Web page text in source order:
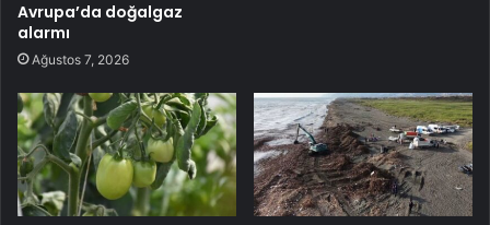
Avrupa’da doğalgaz
alarmı
Ağustos 7, 2026